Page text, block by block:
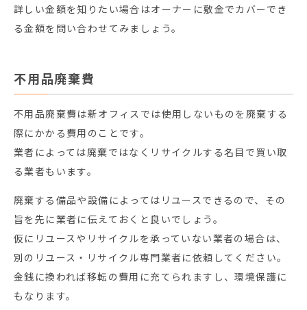
詳しい金額を知りたい場合はオーナーに敷金でカバーでき
る金額を問い合わせてみましょう。
不用品廃棄費
不用品廃棄費は新オフィスでは使用しないものを廃棄する
際にかかる費用のことです。
業者によっては廃棄ではなくリサイクルする名目で買い取
る業者もいます。
廃棄する備品や設備によってはリユースできるので、その
旨を先に業者に伝えておくと良いでしょう。
仮にリユースやリサイクルを承っていない業者の場合は、
別のリユース・リサイクル専門業者に依頼してください。
金銭に換われば移転の費用に充てられますし、環境保護に
もなります。